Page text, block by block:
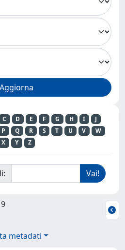
C D E F G H I
J
P Q R S T U V
W
X
Y Z
metadati